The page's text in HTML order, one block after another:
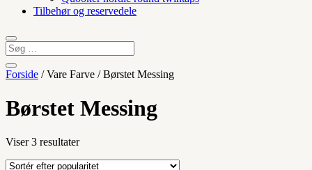
Tilbehør og reservedele
Forside / Vare Farve / Børstet Messing
Børstet Messing
Viser 3 resultaterSorteret
popularitet